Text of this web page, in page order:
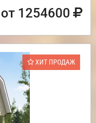
от 1254600
ХИТ ПРОДАЖ